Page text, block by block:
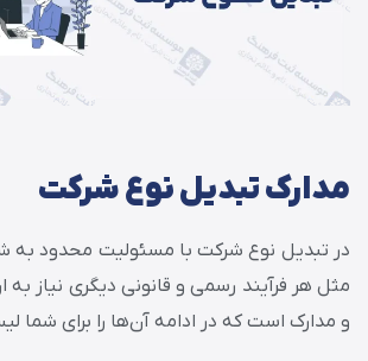
مدارک تبدیل نوع شرکت
در تبدیل نوع شرکت با مسئولیت محدود
مثل هر فرآیند رسمی و قانونی دیگری نیاز به
و مدارک است که در ادامه آن‌ها را برای شما